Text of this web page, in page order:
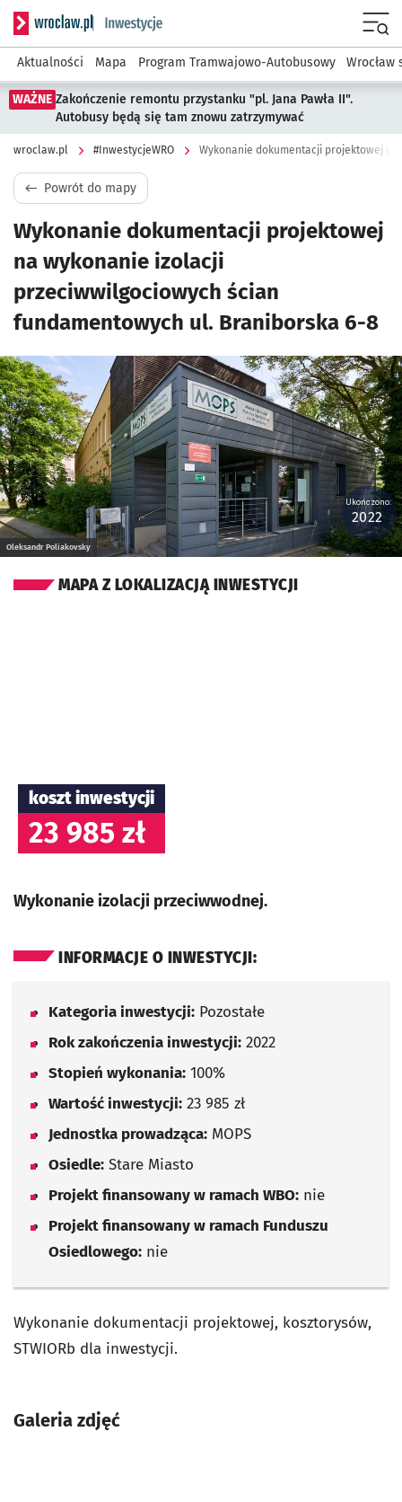
Serwis informacyjny wroclaw.pl podserwis:
Aktualności Mapa Program Tramwajowo-Autobusowy Wrocław
WAŻNE Zakończenie remontu przystanku "pl. Jana Pawła II".
Autobusy będą się tam znowu zatrzymywać
wroclaw.pl #InwestycjeWRO
Powrót do mapy
Wykonanie dokumentacji projektowej
na wykonanie izolacji
przeciwwilgociowych ścian
fundamentowych ul. Braniborska 6-8
Kliknij, aby powiększyć
Oleksandr Poliakovsky
Ukończono:
2022
MAPA Z LOKALIZACJĄ INWESTYCJI
koszt inwestycji
23 985 zł
Wykonanie izolacji przeciwwodnej.
INFORMACJE O INWESTYCJI:
Kategoria inwestycji: Pozostałe
Rok zakończenia inwestycji: 2022
Stopień wykonania: 100%
Wartość inwestycji: 23 985 zł
Jednostka prowadząca: MOPS
Osiedle: Stare Miasto
Projekt finansowany w ramach WBO: nie
Projekt finansowany w ramach Funduszu
Osiedlowego: nie
Wykonanie dokumentacji projektowej, kosztorysów,
STWIORb dla inwestycji.
Galeria zdjęć